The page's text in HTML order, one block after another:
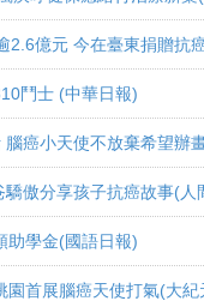
2.6億元 今在臺東捐贈抗
鬥士 (中華日報)
癌小天使不放棄希望辦
傲分享孩子抗癌故事(人
學金(國語日報)
園首展腦癌天使打氣(大紀